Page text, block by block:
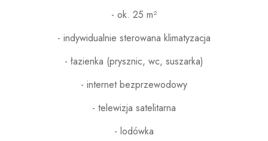
- ok. 25 m²
- indywidualnie sterowana klimatyzacja
- łazienka (prysznic, wc, suszarka)
- internet bezprzewodowy
- telewizja satelitarna
- lodówka